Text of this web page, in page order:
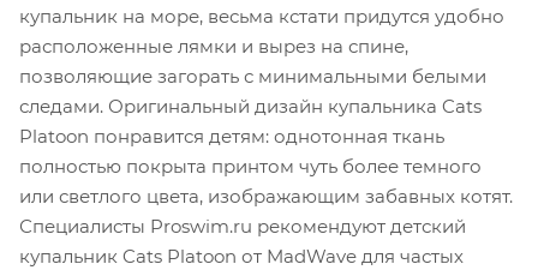
купальник на море, весьма кстати придутся удобно
расположенные лямки и вырез на спине,
позволяющие загорать с минимальными белыми
следами. Оригинальный дизайн купальника Cats
Platoon понравится детям: однотонная ткань
полностью покрыта принтом чуть более темного
или светлого цвета, изображающим забавных котят.
Специалисты Proswim.ru рекомендуют детский
купальник Cats Platoon от MadWave для частых